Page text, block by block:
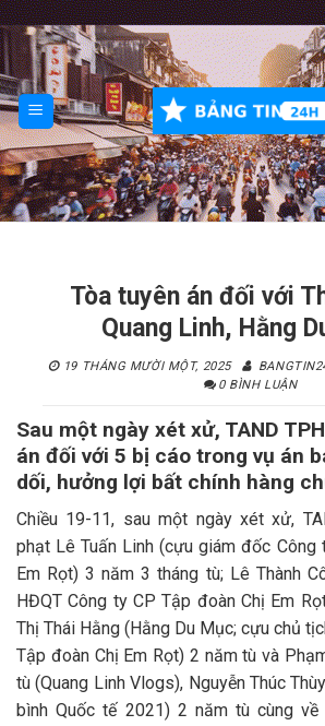
Skip
to
content
Tòa tuyên án đối với
Quang Linh, Hằng
19 THÁNG MƯỜI MỘT, 2025
0 BÌNH LUẬN
Sau một ngày xét xử, TAND
án đối với 5 bị cáo trong vụ án
dối, hưởng lợi bất chính hàng
Chiều 19-11, sau một ngày xét xử,
phạt Lê Tuấn Linh (cựu giám đốc Công
Em Rọt) 3 năm 3 tháng tù; Lê Thành
HĐQT Công ty CP Tập đoàn Chị Em
Thị Thái Hằng (Hằng Du Mục; cựu chủ
Tập đoàn Chị Em Rọt) 2 năm tù và
tù (Quang Linh Vlogs), Nguyễn Thúc
bình Quốc tế 2021) 2 năm tù cùng